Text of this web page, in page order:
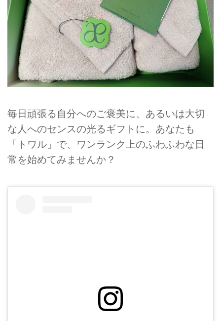
毎日頑張る自分へのご褒美に、あるいは大切
な人へのセンスの光るギフトに。あなたも
「トワル」で、ワンランク上のふわふわな日
常を始めてみませんか？